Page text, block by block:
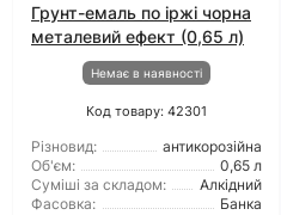
Грунт-емаль по іржі чорна
металевий ефект (0,65 л)
Немає в наявності
Код товару: 42301
Різновид:
антикорозійна
Об'єм:
0,65 л
Суміші за складом:
Алкідний
Фасовка:
Банка